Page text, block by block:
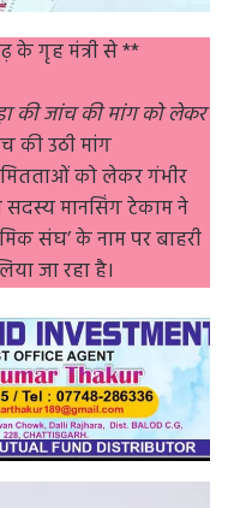
के गृह मंत्री से **
की जांच की मांग को लेकर
की उठी मांग
को लेकर गंभीर
मानसिंग टेकाम ने
संघ’ के नाम पर बाहरी
जा रहा है।